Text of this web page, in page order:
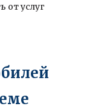
от услуг